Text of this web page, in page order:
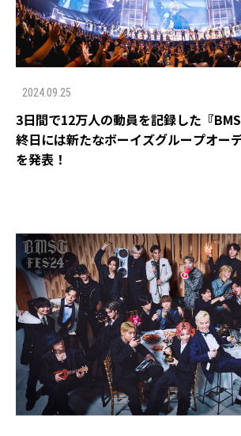
2024.09.25
3日間で12万人の動員を記録した『
終日には新たなボーイズグループオー
を発表！